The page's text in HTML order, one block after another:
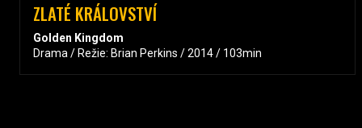
ZLATÉ KRÁLOVSTVÍ
Golden Kingdom
Drama / Režie: Brian Perkins / 2014 / 103min